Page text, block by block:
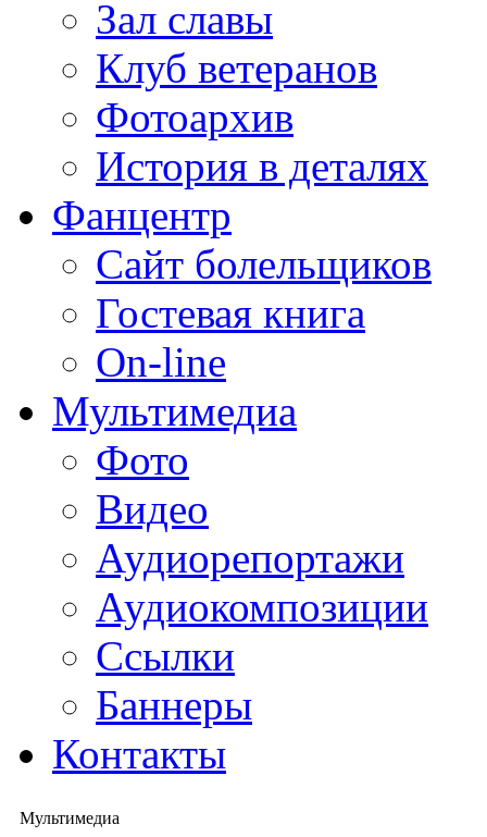
Зал славы
Клуб ветеранов
Фотоархив
История в деталях
Фанцентр
Сайт болельщиков
Гостевая книга
On-line
Мультимедиа
Фото
Видео
Аудиорепортажи
Аудиокомпозиции
Ссылки
Баннеры
Контакты
Мультимедиа